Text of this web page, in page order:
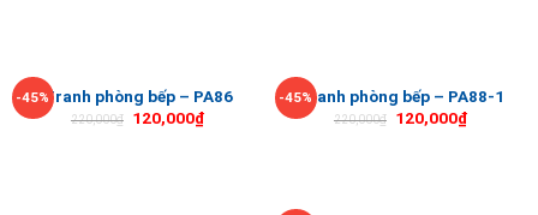
-45%Tranh phòng bếp – PA86
220,000₫ 120,000₫
-45%Tranh phòng bếp – PA88-1
220,000₫ 120,000₫